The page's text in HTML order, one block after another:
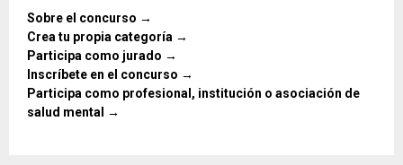
Sobre el concurso →
Crea tu propia categoría →
Participa como jurado →
Inscríbete en el concurso →
Participa como profesional, institución o asociación de
salud mental →